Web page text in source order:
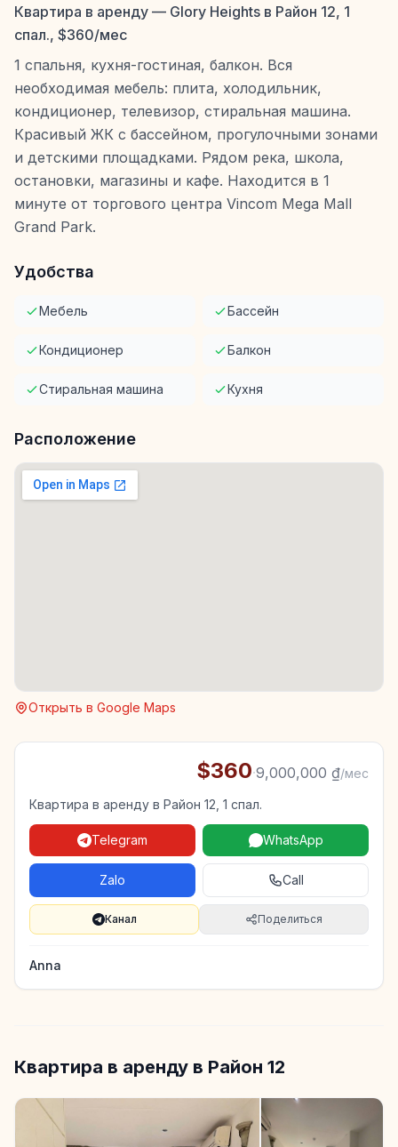
Квартира в аренду — Glory Heights в Район 12, 1
спал., $360/мес
1 спальня, кухня-гостиная, балкон. Вся
необходимая мебель: плита, холодильник,
кондиционер, телевизор, стиральная машина.
Красивый ЖК с бассейном, прогулочными зонами
и детскими площадками. Рядом река, школа,
остановки, магазины и кафе. Находится в 1
минуте от торгового центра Vincom Mega Mall
Grand Park.
Удобства
Мебель Бассейн
Кондиционер Балкон
Стиральная машина Кухня
Расположение
Открыть в Google Maps
$360·9,000,000 ₫/мес
Квартира в аренду в Район 12, 1 спал.
Telegram WhatsApp
Zalo Call
Канал Поделиться
Anna
Квартира в аренду в Район 12